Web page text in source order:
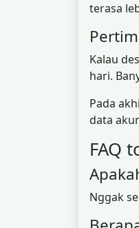
terasa
Kalau
hari.
Pada
data
FAQ
Nggak